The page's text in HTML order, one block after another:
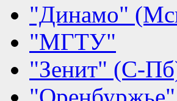
"Динамо"
"МГТУ"
"Зенит" (С-